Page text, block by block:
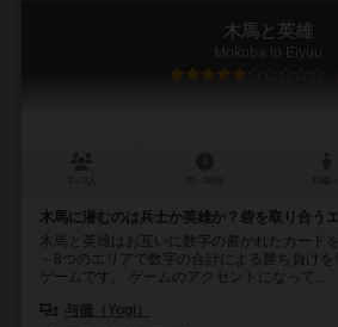
木馬と英雄
Mokuba to Eiyuu
木馬に潜むのは兵士か英雄か？砦を取り合う
木馬と英雄はお互いに数字の書かれたカード
～8つのエリアで数字の合計による勝ち負けを
ゲームです。 ゲームのアクセントになって...
与儀（Yogi）